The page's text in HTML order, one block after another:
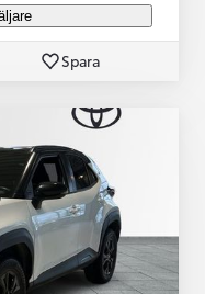
Spara